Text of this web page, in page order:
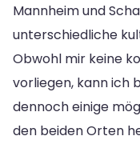
Mannheim und
unterschiedliche
Obwohl mir keine
vorliegen, kann ich
dennoch einige
den beiden Orten